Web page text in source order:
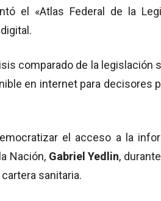
el «Atlas Federal de la
comparado de la legislación
en internet para decisores
el acceso a la
Nación,Gabriel Yedlin,
sanitaria.